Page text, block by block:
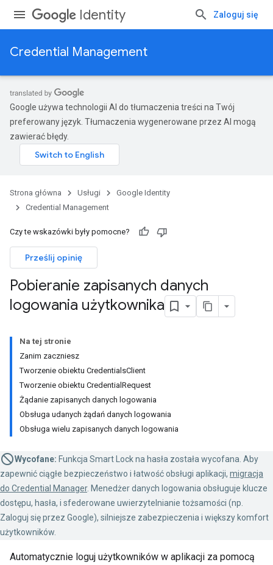
Identity Zaloguj się
Credential Management
Google używa technologii AI do tłumaczenia treści na Twój
preferowany język. Tłumaczenia wygenerowane przez AI mogą
zawierać błędy.
Strona główna Usługi
Google Identity
Credential Management
Czy te wskazówki były pomocne?
Prześlij opinię
Pobieranie zapisanych danych
logowania użytkownika
Na tej stronie
Zanim zaczniesz
Tworzenie obiektu CredentialsClient
Tworzenie obiektu CredentialRequest
Żądanie zapisanych danych logowania
Obsługa udanych żądań danych logowania
Obsługa wielu zapisanych danych logowania
Wycofane: Funkcja Smart Lock na hasła została wycofana. Aby
zapewnić ciągłe bezpieczeństwo i łatwość obsługi aplikacji, migracja
do Credential Manager. Menedżer danych logowania obsługuje klucze
dostępu, hasła, i sfederowane uwierzytelnianie tożsamości (np.
Zaloguj się przez Google), silniejsze zabezpieczenia i większy komfort
użytkowników.
Automatycznie loguj użytkowników w aplikacji za pomocą